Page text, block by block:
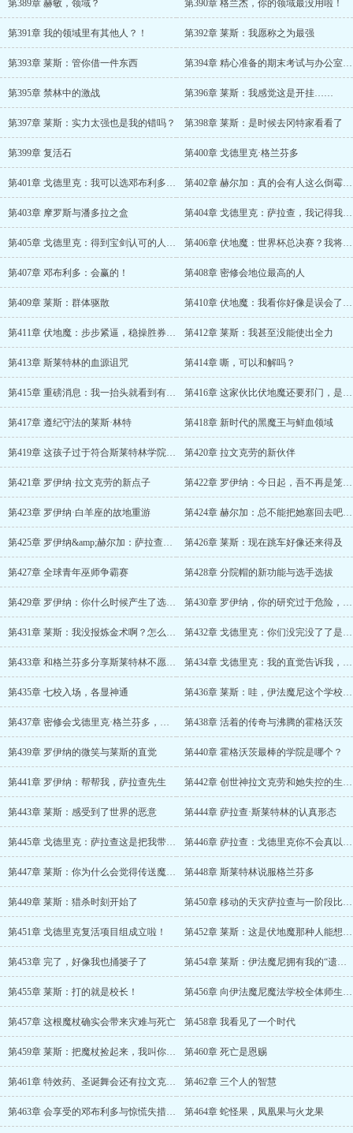
第389章 赫敏，领域？ 第390章 格兰杰，你的领域最没用啦！
第391章 我的领域里有其他人？！ 第392章 莱斯：我愿称之为最强
第393章 莱斯：管你借一件东西 第394章 精心准备的期末考试与办公室里的秘密
第395章 禁林中的激战 第396章 莱斯：我感觉这是开挂……
第397章 莱斯：实力太强也是我的错吗？ 第398章 莱斯：是时候去冈特家看看了
第399章 复活石 第400章 戈德里克·格兰芬多
第401章 戈德里克：我可以选邓布利多做继承人吗？ 第402章 赫尔加：真的会有人这么倒霉吗？
第403章 摩罗斯与潘多拉之盒 第404章 戈德里克：萨拉查，我记得我有说过——诶？你是谁？
第405章 戈德里克：得到宝剑认可的人，就是我的继承人！ 第406章 伏地魔：世界杯总决赛？我将给它带去毁灭与死亡！
第407章 邓布利多：会赢的！ 第408章 密修会地位最高的人
第409章 莱斯：群体驱散 第410章 伏地魔：我看你好像是误会了点什么，姑且告诉你，你才是挑战者
第411章 伏地魔：步步紧逼，稳操胜券，优势非常大 第412章 莱斯：我甚至没能使出全力
第413章 斯莱特林的血源诅咒 第414章 嘶，可以和解吗？
第415章 重磅消息：我一抬头就看到有人在打伏地魔！ 第416章 这家伙比伏地魔还要邪门，是新一代的黑魔王啊！
第417章 遵纪守法的莱斯·林特 第418章 新时代的黑魔王与鲜血领域
第419章 这孩子过于符合斯莱特林学院的刻板印象了 第420章 拉文克劳的新伙伴
第421章 罗伊纳·拉文克劳的新点子 第422章 罗伊纳：今日起，吾不再是笼中之鹰！
第423章 罗伊纳·白羊座的故地重游 第424章 赫尔加：总不能把她塞回去吧？！
第425章 罗伊纳&amp;赫尔加：萨拉查，组织已经决定了…… 第426章 莱斯：现在跳车好像还来得及
第427章 全球青年巫师争霸赛 第428章 分院帽的新功能与选手选拔
第429章 罗伊纳：你什么时候产生了选拔仪式已经结束的错觉？ 第430章 罗伊纳，你的研究过于危险，必须得到限制！
第431章 莱斯：我没报炼金术啊？怎么课表上有这门课？ 第432章 戈德里克：你们没完没了了是吧？！
第433章 和格兰芬多分享斯莱特林不愿意透露的小秘密的拉文克劳 第434章 戈德里克：我的直觉告诉我，我不需要特意培养继承人
第435章 七校入场，各显神通 第436章 莱斯：哇，伊法魔尼这个学校很烦！
第437章 密修会戈德里克·格兰芬多，携会内七位青年修士前来参赛 第438章 活着的传奇与沸腾的霍格沃茨
第439章 罗伊纳的微笑与莱斯的直觉 第440章 霍格沃茨最棒的学院是哪个？
第441章 罗伊纳：帮帮我，萨拉查先生 第442章 创世神拉文克劳和她失控的生命炼金术
第443章 莱斯：感受到了世界的恶意 第444章 萨拉查·斯莱特林的认真形态
第445章 戈德里克：萨拉查这是把我带哪儿来了？这还是21世纪的英国么 第446章 萨拉查：戈德里克你不会真以为我对幽灵无可奈何吧？
第447章 莱斯：你为什么会觉得传送魔法无法打断呢？ 第448章 斯莱特林说服格兰芬多
第449章 莱斯：猎杀时刻开始了 第450章 移动的天灾萨拉查与一阶段比赛结束
第451章 戈德里克复活项目组成立啦！ 第452章 莱斯：这是伏地魔那种人能想出来的魔法？！
第453章 完了，好像我也捅篓子了 第454章 莱斯：伊法魔尼拥有我的“遗物”？真的假的？
第455章 莱斯：打的就是校长！ 第456章 向伊法魔尼魔法学校全体师生发起决斗，接受一切挑战
第457章 这根魔杖确实会带来灾难与死亡 第458章 我看见了一个时代
第459章 莱斯：把魔杖捡起来，我叫你把魔杖捡起来 第460章 死亡是恩赐
第461章 特效药、圣诞舞会还有拉文克劳的鬼点子 第462章 三个人的智慧
第463章 会享受的邓布利多与惊慌失措的凤凰福克斯 第464章 蛇怪果，凤凰果与火龙果